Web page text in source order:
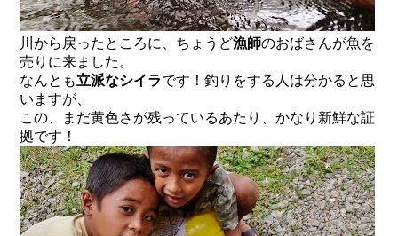
川から戻ったところに、ちょうど漁師のおばさんが魚を
売りに来ました。
なんとも立派なシイラです！釣りをする人は分かると思
いますが、
この、まだ黄色さが残っているあたり、かなり新鮮な証
拠です！